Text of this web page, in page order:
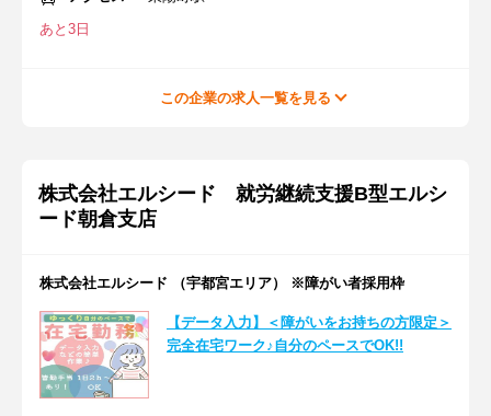
あと3日
この企業の求人一覧を見る
株式会社エルシード 就労継続支援B型エルシ
ード朝倉支店
株式会社エルシード （宇都宮エリア） ※障がい者採用枠
【データ入力】＜障がいをお持ちの方限定＞
完全在宅ワーク♪自分のペースでOK!!